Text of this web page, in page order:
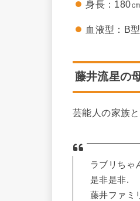
身長：180㎝
血液型：B型
藤井流星の
芸能人の家族
ラブリちゃ
是非是非.
藤井ファミ